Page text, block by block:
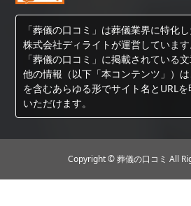
「葬儀の口コミ」は葬儀業界に特化
株式会社ディライトが運営しています
「葬儀の口コミ」に掲載されている
他の情報（以下「本コンテンツ」）
を含むあらゆる形でサイト名とURL
いただけます。
Copyright © 葬儀の口コミ All